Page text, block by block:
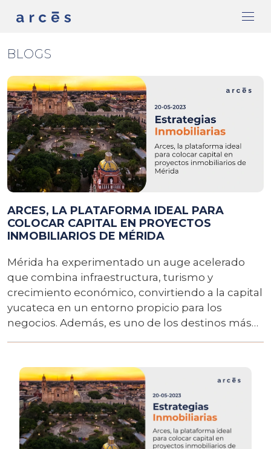
BLOGS
ARCES, LA PLATAFORMA IDEAL PARA
COLOCAR CAPITAL EN PROYECTOS
INMOBILIARIOS DE MÉRIDA
Mérida ha experimentado un auge acelerado
que combina infraestructura, turismo y
crecimiento económico, convirtiendo a la capital
yucateca en un entorno propicio para los
negocios. Además, es uno de los destinos más
a compañías como Arces.